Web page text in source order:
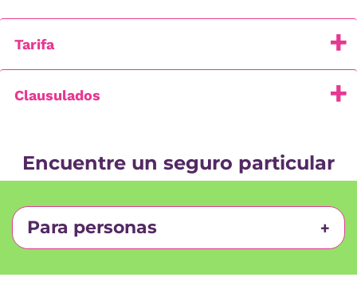
Tarifa
Clausulados
Encuentre un seguro particular
Para personas